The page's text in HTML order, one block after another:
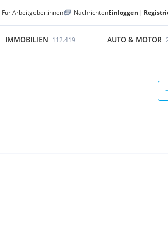
Für Arbeitgeber:innen NachrichtenEinloggen |
IMMOBILIEN 112.419 AUTO & MOTOR